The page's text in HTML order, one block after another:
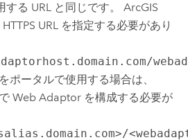
する URL と同じです。ArcGIS
HTTPS URL を指定する必要があり
ポータルで使用する場合は、
Web Adaptor を構成する必要が